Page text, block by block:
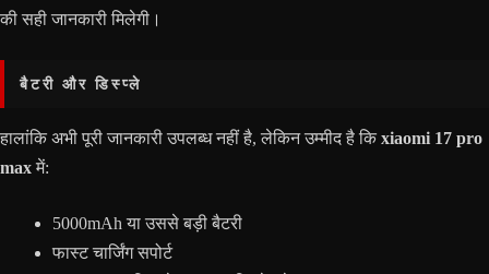
की सही जानकारी मिलेगी।
बैटरी और डिस्प्ले
हालांकि अभी पूरी जानकारी उपलब्ध नहीं है, लेकिन उम्मीद है कि xiaomi 17 pro
maxमें:
5000mAh या उससे बड़ी बैटरी
फास्ट चार्जिंग सपोर्ट